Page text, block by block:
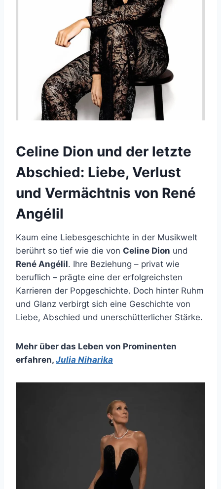
Celine Dion und der letzte
Abschied: Liebe, Verlust
und Vermächtnis von René
Angélil
Kaum eine Liebesgeschichte in der Musikwelt
berührt so tief wie die von Celine Dion und
René Angélil. Ihre Beziehung – privat wie
beruflich – prägte eine der erfolgreichsten
Karrieren der Popgeschichte. Doch hinter Ruhm
und Glanz verbirgt sich eine Geschichte von
Liebe, Abschied und unerschütterlicher Stärke.
Mehr über das Leben von Prominenten
erfahren, Julia Niharika